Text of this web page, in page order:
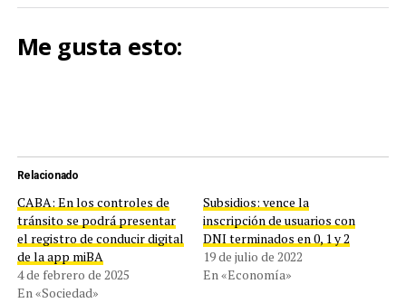
Me gusta esto:
Relacionado
CABA: En los controles de
tránsito se podrá presentar
el registro de conducir digital
de la app miBA
4 de febrero de 2025
En «Sociedad»
Subsidios: vence la
inscripción de usuarios con
DNI terminados en 0, 1 y 2
19 de julio de 2022
En «Economía»